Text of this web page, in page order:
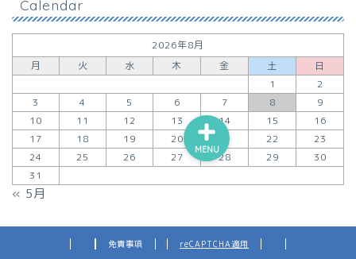
Calendar
2026年8月
月
火 水 木 金 土
日
1
2
3
4 5 6 7 8
9
10
11 12 13 14 15
16
17
18 19 20 21 22
23
24
25 26 27 28 29
30
31
« 5月
免責事項 /
reCAPTCHA適用
MENU
Order Failed
お問い合わせ
特定商取引法に基づく表記